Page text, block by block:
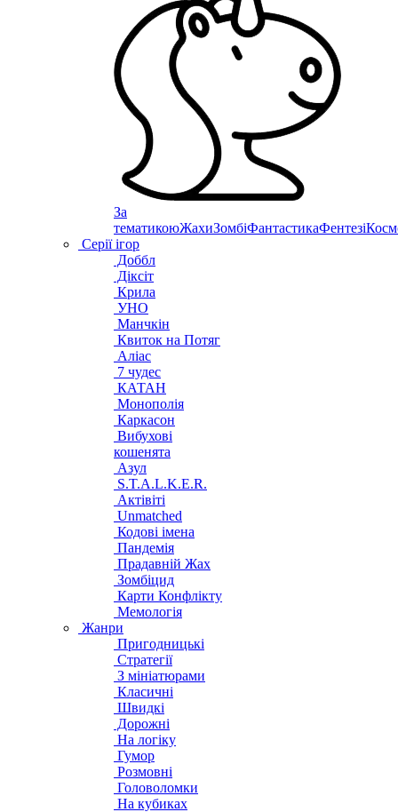
За
тематикоюЖахиЗомбіФантастикаФентезі
Серії ігор
Доббл
Діксіт
Крила
УНО
Манчкін
Квиток на Потяг
Аліас
7 чудес
КАТАН
Монополія
Каркасон
Вибухові
кошенята
Азул
S.T.A.L.K.E.R.
Актівіті
Unmatched
Кодові імена
Пандемія
Прадавній Жах
Зомбіцид
Карти Конфлікту
Мемологія
Жанри
Пригодницькі
Стратегії
З мініатюрами
Класичні
Швидкі
Дорожні
На логіку
Гумор
Розмовні
Головоломки
На кубиках